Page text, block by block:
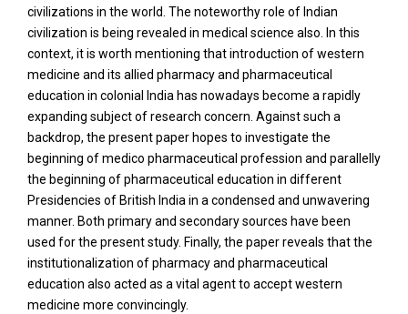
civilizations in the world. The noteworthy role of Indian
civilization is being revealed in medical science also. In this
context, it is worth mentioning that introduction of western
medicine and its allied pharmacy and pharmaceutical
education in colonial India has nowadays become a rapidly
expanding subject of research concern. Against such a
backdrop, the present paper hopes to investigate the
beginning of medico pharmaceutical profession and parallelly
the beginning of pharmaceutical education in different
Presidencies of British India in a condensed and unwavering
manner. Both primary and secondary sources have been
used for the present study. Finally, the paper reveals that the
institutionalization of pharmacy and pharmaceutical
education also acted as a vital agent to accept western
medicine more convincingly.